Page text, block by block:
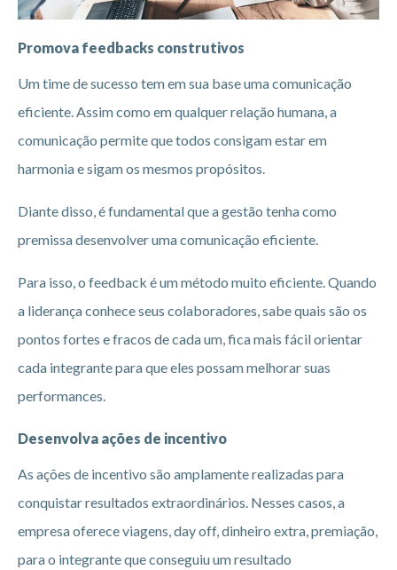
Promova feedbacks construtivos
Um time de sucesso tem em sua base uma comunicação
eficiente. Assim como em qualquer relação humana, a
comunicação permite que todos consigam estar em
harmonia e sigam os mesmos propósitos.
Diante disso, é fundamental que a gestão tenha como
premissa desenvolver uma comunicação eficiente.
Para isso, o feedback é um método muito eficiente. Quando
a liderança conhece seus colaboradores, sabe quais são os
pontos fortes e fracos de cada um, fica mais fácil orientar
cada integrante para que eles possam melhorar suas
performances.
Desenvolva ações de incentivo
As ações de incentivo são amplamente realizadas para
conquistar resultados extraordinários. Nesses casos, a
empresa oferece viagens, day off, dinheiro extra, premiação,
para o integrante que conseguiu um resultado